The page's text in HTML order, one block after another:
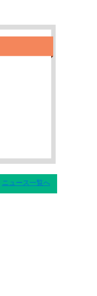
ニュース一覧へ